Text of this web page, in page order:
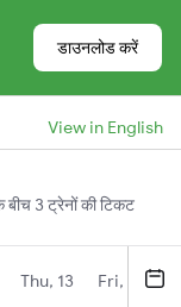
डाउनलोड करें
View in English
3 ट्रेनों की टिकट
Thu, 13 Fri, 14